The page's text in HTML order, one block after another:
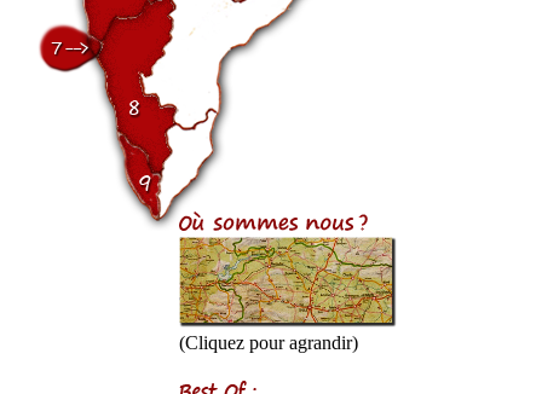
(Cliquez pour agrandir)